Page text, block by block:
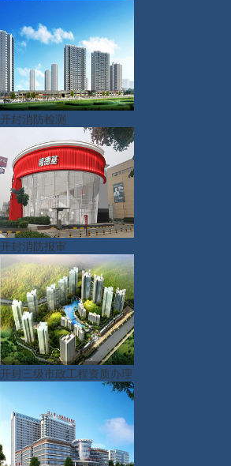
开封消防检测
开封消防报审
开封三级市政工程资质办理